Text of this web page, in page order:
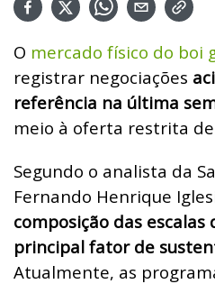
O mercado físico do boi
registrar negociações
referência na última
meio à oferta restrita
Segundo o analista da
Fernando Henrique
composição das
principal fator de
Atualmente, as